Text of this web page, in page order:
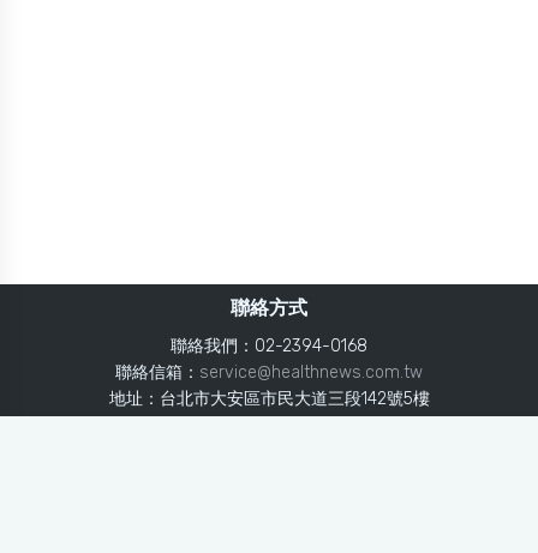
聯絡方式
聯絡我們：02-2394-0168
聯絡信箱： service@healthnews.com.tw
地址：台北市大安區市民大道三段142號5樓